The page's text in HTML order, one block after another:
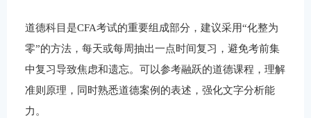
道德科目是CFA考试的重要组成部分，建议采用“化整为
零”的方法，每天或每周抽出一点时间复习，避免考前集
中复习导致焦虑和遗忘。可以参考融跃的道德课程，理解
准则原理，同时熟悉道德案例的表述，强化文字分析能
力。